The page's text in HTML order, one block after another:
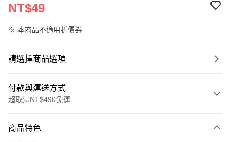
NT$49
※ 本商品不適用折價券
請選擇商品選項
付款與運送方式
超取滿NT$490免運
信用卡一次付款
商品特色